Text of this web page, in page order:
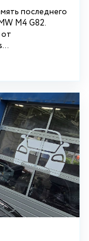
последнего
М4 G82.